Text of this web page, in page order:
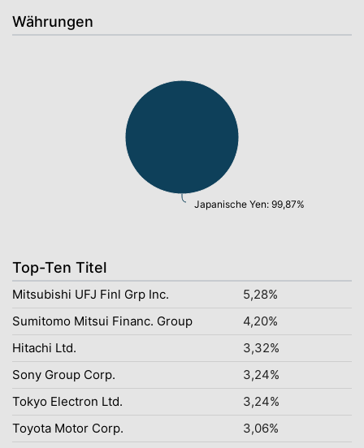
Währungen
Japanische Yen: 99,87%
Top-Ten Titel
Mitsubishi UFJ Finl Grp Inc.
5,28%
Sumitomo Mitsui Financ. Group
4,20%
Hitachi Ltd.
3,32%
Sony Group Corp.
3,24%
Tokyo Electron Ltd.
3,24%
Toyota Motor Corp.
3,06%